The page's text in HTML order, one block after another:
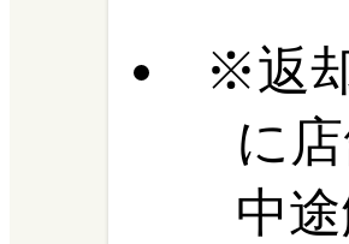
返
に
中